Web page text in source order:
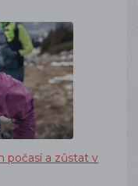
počasí a zůstat v